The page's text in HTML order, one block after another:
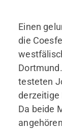
Einen
die
testeten
derzeitige
Da beide